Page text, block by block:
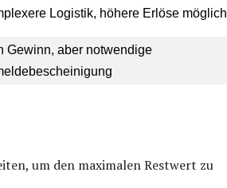
Logistik, höhere Erlöse möglich
Gewinn, aber notwendige
um den maximalen Restwert zu